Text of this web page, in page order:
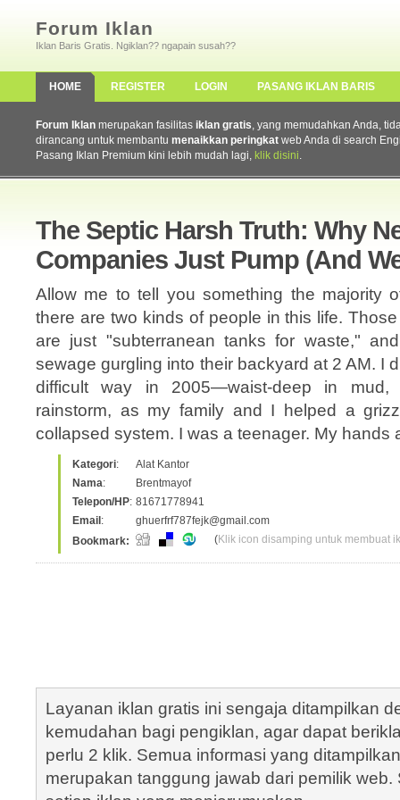
Forum Iklan
Iklan Baris Gratis. Ngiklan?? ngapain susah??
HOME REGISTER LOGIN PASANG IKLAN BARIS
Forum Iklan merupakan fasilitas iklan gratis, yang memudahkan Anda,
dirancang untuk membantu menaikkan peringkat web Anda di search
Pasang Iklan Premium kini lebih mudah lagi, klik disini.
The Septic Harsh Truth: Why
Companies Just Pump (And
Allow me to tell you something the majority
there are two kinds of people in this life.
are just "subterranean tanks for waste,"
sewage gurgling into their backyard at 2 AM. I
difficult way in 2005—waist-deep in mud,
rainstorm, as my family and I helped a
collapsed system. I was a teenager. My hands
Kategori:
Alat Kantor
Nama:
Brentmayof
Telepon/HP: 81671778941
Email :
ghuerfrf787fejk@gmail.com
Bookmark:
(Klik icon disamping untuk membuat
Layanan iklan gratis ini sengaja ditampilkan
kemudahan bagi pengiklan, agar dapat
perlu 2 klik. Semua informasi yang
merupakan tanggung jawab dari pemilik